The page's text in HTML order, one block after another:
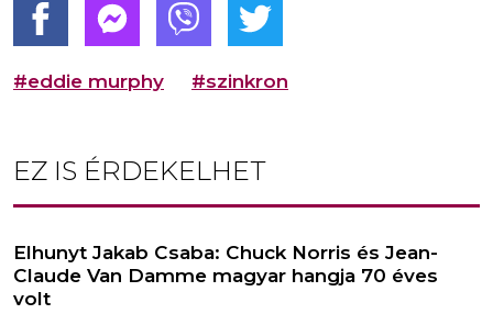
#eddie murphy #szinkron
EZ IS ÉRDEKELHET
Elhunyt Jakab Csaba: Chuck Norris és Jean-
Claude Van Damme magyar hangja 70 éves
volt